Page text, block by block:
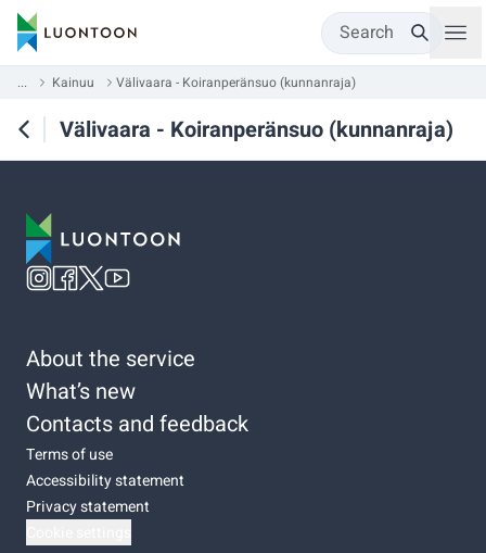
Search
... Kainuu Välivaara - Koiranperänsuo (kunnanraja)
Välivaara - Koiranperänsuo (kunnanraja)
About the service
What’s new
Contacts and feedback
Terms of use
Accessibility statement
Privacy statement